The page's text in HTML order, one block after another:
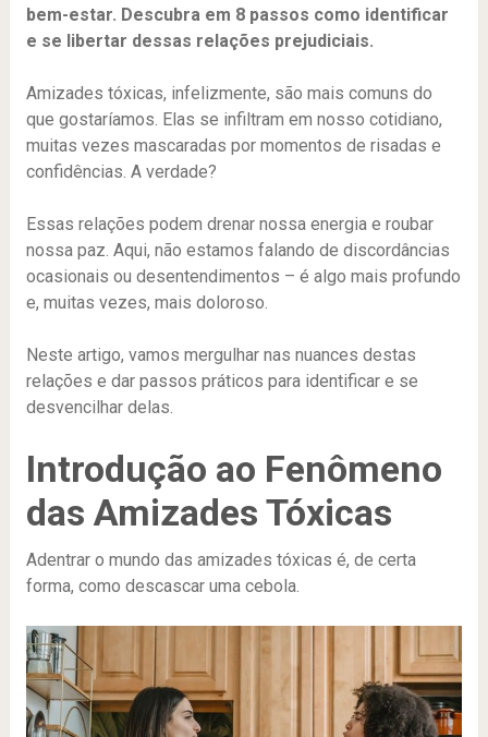
bem-estar. Descubra em 8 passos como identificar
e se libertar dessas relações prejudiciais.
Amizades tóxicas, infelizmente, são mais comuns do
que gostaríamos. Elas se infiltram em nosso cotidiano,
muitas vezes mascaradas por momentos de risadas e
confidências. A verdade?
Essas relações podem drenar nossa energia e roubar
nossa paz. Aqui, não estamos falando de discordâncias
ocasionais ou desentendimentos – é algo mais profundo
e, muitas vezes, mais doloroso.
Neste artigo, vamos mergulhar nas nuances destas
relações e dar passos práticos para identificar e se
desvencilhar delas.
Introdução ao Fenômeno
das Amizades Tóxicas
Adentrar o mundo das amizades tóxicas é, de certa
forma, como descascar uma cebola.